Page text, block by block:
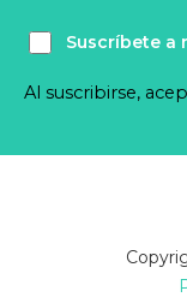
Suscríbete a
Al suscribirse,